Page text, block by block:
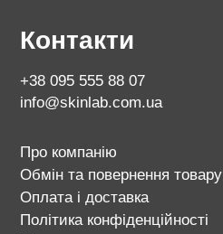
Контакти
+38 095 555 88 07
info@skinlab.com.ua
Про компанію
Обмін та повернення товару
Оплата і доставка
Політика конфіденційності